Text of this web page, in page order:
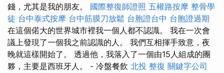
錢，尤其是我的朋友。 國際整復師證照 五權路按摩 整骨學
徒 台中泰式按摩 台中筋膜刀放鬆 台胞證台中 台胞證過期
在這個偌大的世界城市裡我一個人都不認識。 我在一次會
議上發現了一個我之前認識的人。 我們互相揮手致意，夜
晚就這樣開始了。 透過他，我落入了一個由15人組成的團
夥，主要是西班牙人。 - 冷盤餐飲 北投 整復 關鍵字公司